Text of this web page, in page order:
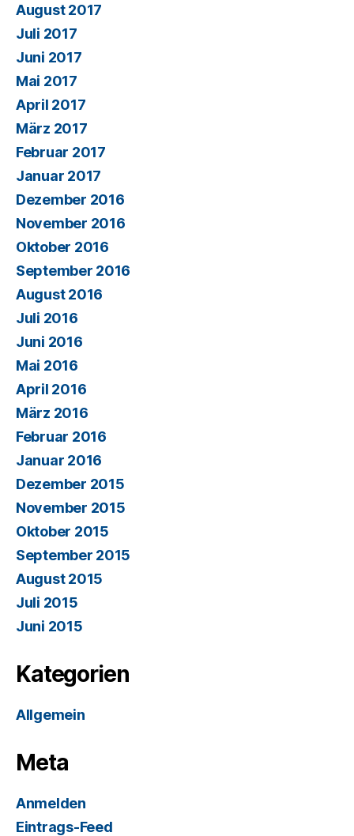
August 2017
Juli 2017
Juni 2017
Mai 2017
April 2017
März 2017
Februar 2017
Januar 2017
Dezember 2016
November 2016
Oktober 2016
September 2016
August 2016
Juli 2016
Juni 2016
Mai 2016
April 2016
März 2016
Februar 2016
Januar 2016
Dezember 2015
November 2015
Oktober 2015
September 2015
August 2015
Juli 2015
Juni 2015
Kategorien
Allgemein
Meta
Anmelden
Eintrags-Feed